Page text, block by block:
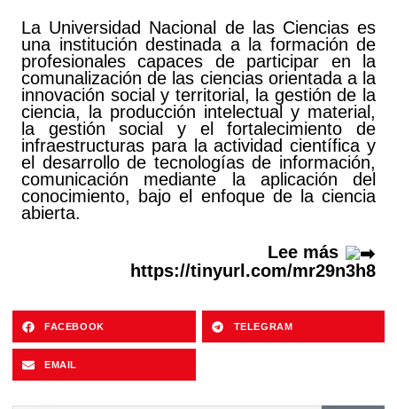
La Universidad Nacional de las Ciencias es
una institución destinada a la formación de
profesionales capaces de participar en la
comunalización de las ciencias orientada a la
innovación social y territorial, la gestión de la
ciencia, la producción intelectual y material,
la gestión social y el fortalecimiento de
infraestructuras para la actividad científica y
el desarrollo de tecnologías de información,
comunicación mediante la aplicación del
conocimiento, bajo el enfoque de la ciencia
abierta.
Lee más
https://tinyurl.com/mr29n3h8
FACEBOOK TELEGRAM
EMAIL